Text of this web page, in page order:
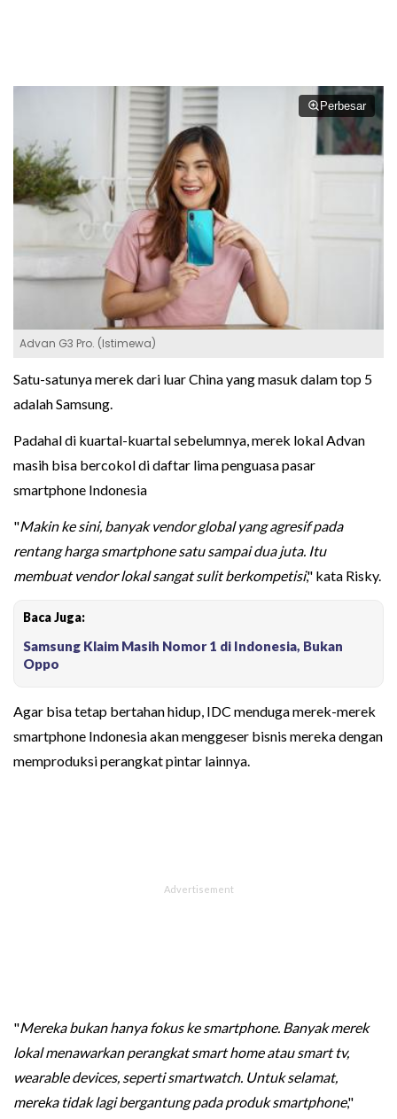
Perbesar
Advan G3 Pro. (Istimewa)
Satu-satunya merek dari luar China yang masuk dalam top 5
adalah Samsung.
Padahal di kuartal-kuartal sebelumnya, merek lokal Advan
masih bisa bercokol di daftar lima penguasa pasar
smartphone Indonesia
"Makin ke sini, banyak vendor global yang agresif pada
rentang harga smartphone satu sampai dua juta. Itu
membuat vendor lokal sangat sulit berkompetisi," kata Risky.
Baca Juga:
Samsung Klaim Masih Nomor 1 di Indonesia, Bukan
Oppo
Agar bisa tetap bertahan hidup, IDC menduga merek-merek
smartphone Indonesia akan menggeser bisnis mereka dengan
memproduksi perangkat pintar lainnya.
"Mereka bukan hanya fokus ke smartphone. Banyak merek
lokal menawarkan perangkat smart home atau smart tv,
wearable devices, seperti smartwatch. Untuk selamat,
mereka tidak lagi bergantung pada produk smartphone,"